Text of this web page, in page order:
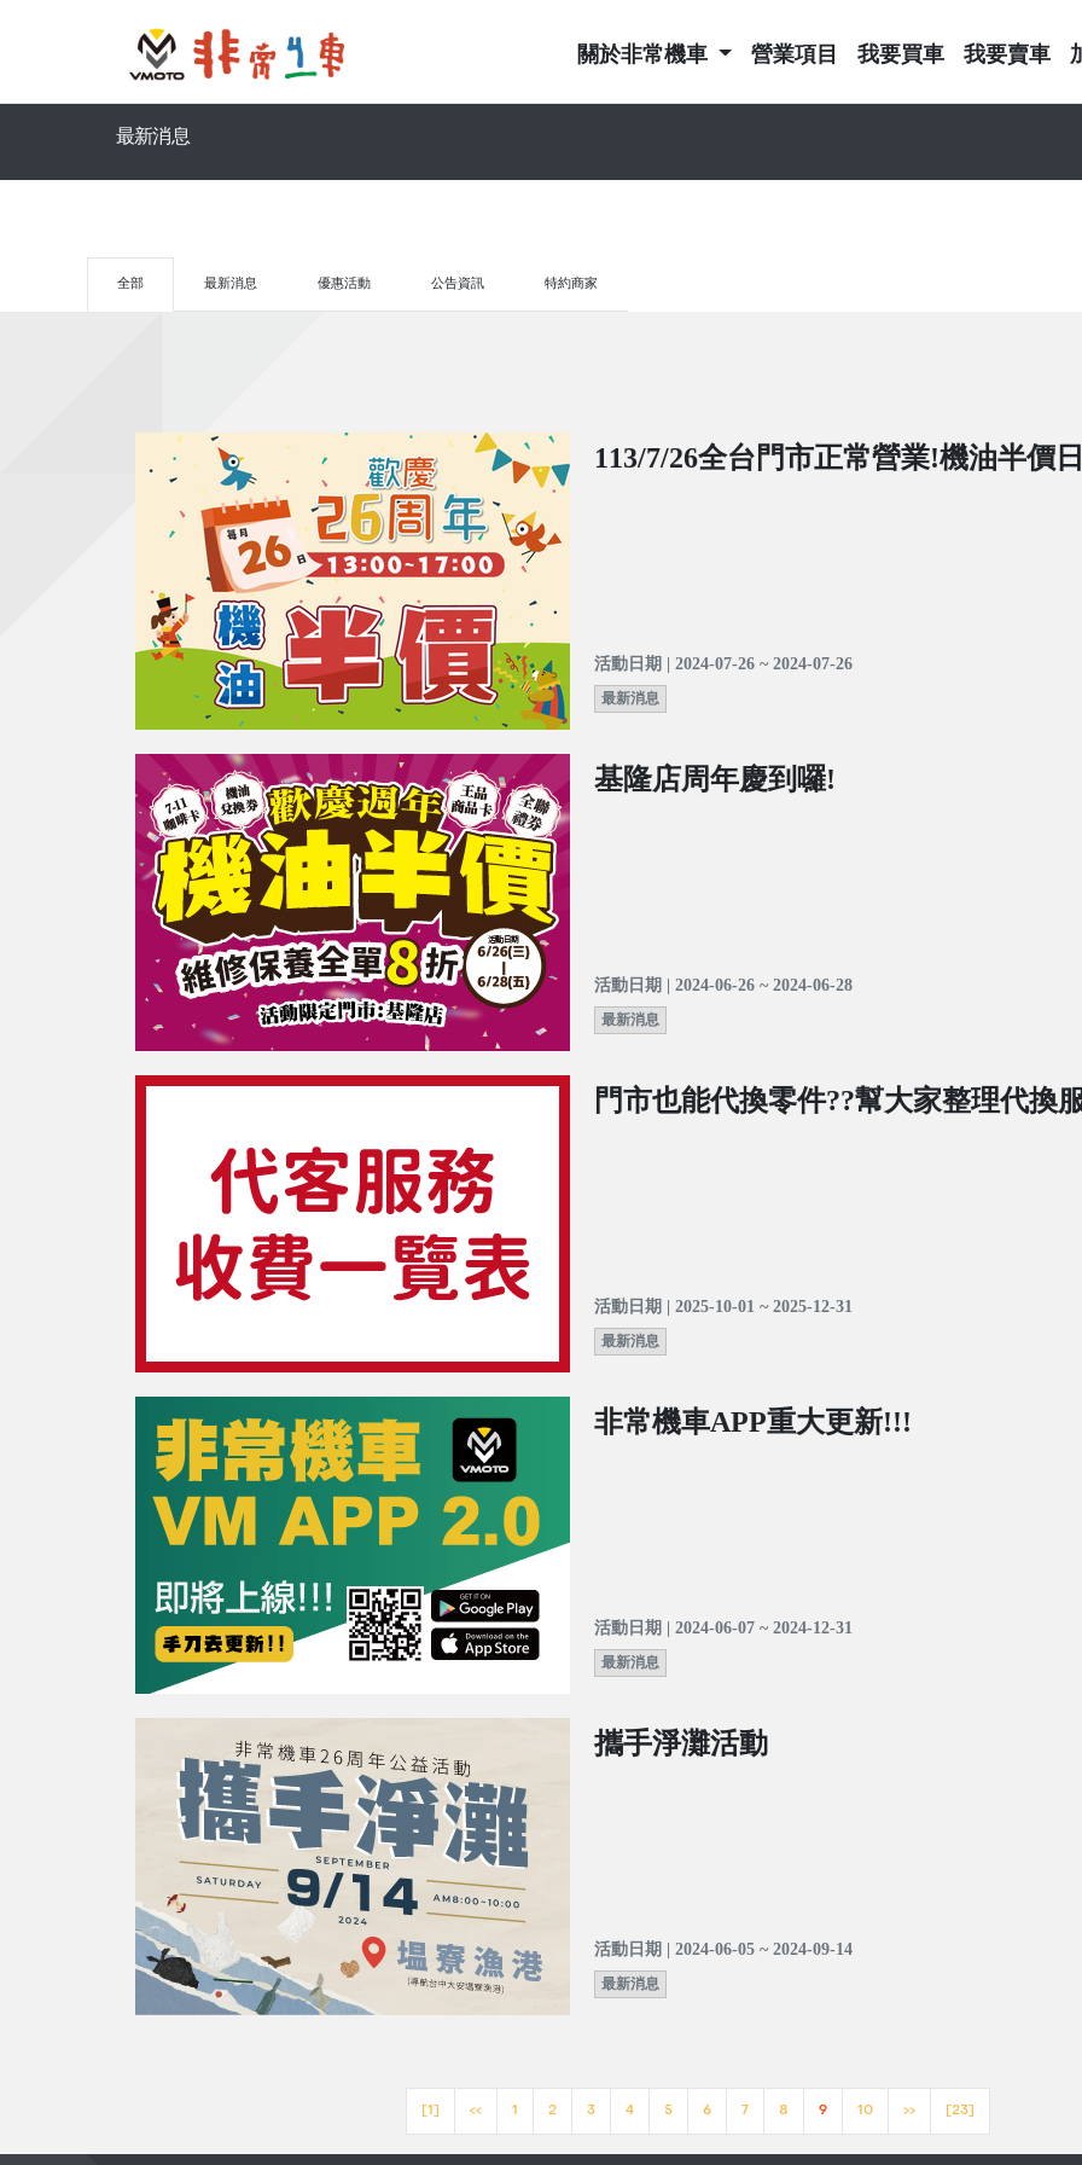
關於非常機車 營業項目 我要買車 我要賣車
最新消息
全部 最新消息 優惠活動 公告資訊 特約商家
113/7/26全台門市正常營業!機油半價
活動日期 | 2024-07-26 ~ 2024-07-26
最新消息
基隆店周年慶到囉!
活動日期 | 2024-06-26 ~ 2024-06-28
最新消息
門市也能代換零件??幫大家整理代換
活動日期 | 2025-10-01 ~ 2025-12-31
最新消息
非常機車APP重大更新!!!
活動日期 | 2024-06-07 ~ 2024-12-31
最新消息
攜手淨灘活動
活動日期 | 2024-06-05 ~ 2024-09-14
最新消息
[1] << 1 2 3 4 5 6 7 8 9 10 >> [23]